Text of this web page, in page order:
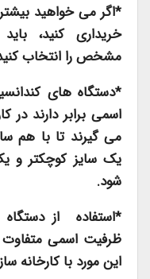
*اگر می خواهید
خریداری کنید،
مشخص را انتخاب
*دستگاه های
اسمی برابر دارند در
می گیرند تا با هم
یک سایز کوچکتر و
شود.
*استفاده از
ظرفیت اسمی
این مورد با کارخانه